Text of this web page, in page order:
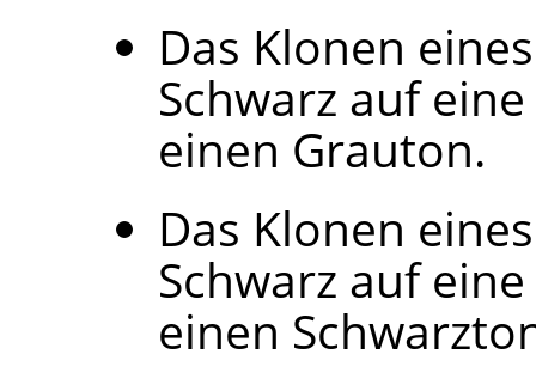
Das Klonen
Schwarz auf
einen Grauton.
Das Klonen
Schwarz auf
einen